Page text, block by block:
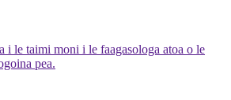
i le taimi moni i le faagasologa atoa o le
pea.